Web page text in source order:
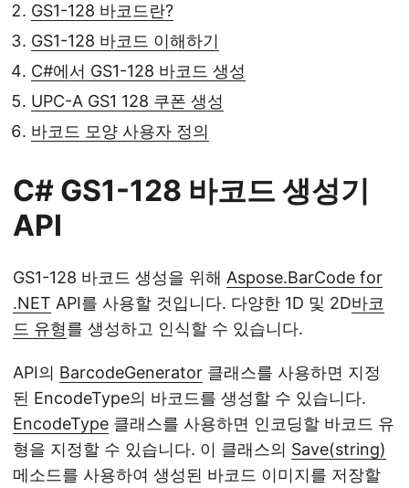
GS1-128 바코드란?
GS1-128 바코드 이해하기
C#에서 GS1-128 바코드 생성
UPC-A GS1 128 쿠폰 생성
바코드 모양 사용자 정의
C# GS1-128 바코드 생성기
API
GS1-128 바코드 생성을 위해 Aspose.BarCode for
.NET API를 사용할 것입니다. 다양한 1D 및 2D바코
드 유형를 생성하고 인식할 수 있습니다.
API의 BarcodeGenerator 클래스를 사용하면 지정
된 EncodeType의 바코드를 생성할 수 있습니다.
EncodeType 클래스를 사용하면 인코딩할 바코드 유
형을 지정할 수 있습니다. 이 클래스의 Save(string)
메소드를 사용하여 생성된 바코드 이미지를 저장할